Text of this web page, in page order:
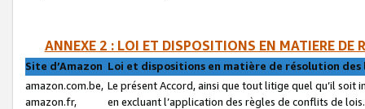
ANNEXE 2 : LOI ET DISPOSITIONS EN MATIERE DE
Site d’Amazon Loi et dispositions en matière de résolution
amazon.com.be,
amazon.fr,
Le présent Accord, ainsi que tout litige quel qu’il soit
en excluant l’application des règles de conflits de